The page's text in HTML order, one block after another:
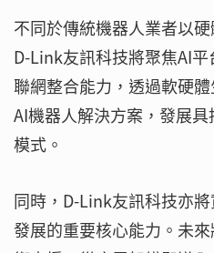
不同於傳統機器人業者以
D-Link友訊科技將聚焦AI
聯網整合能力，透過軟硬
AI機器人解決方案，發展
模式。
同時，D-Link友訊科技亦
發展的重要核心能力。未